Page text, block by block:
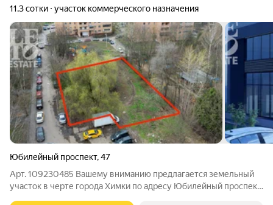
11,3 сотки участок коммерческого назначения
Юбилейный проспект,47
Арт. 109230485 Вашему вниманию предлагается земельный
участок в черте города Химки по адресу Юбилейный проспект